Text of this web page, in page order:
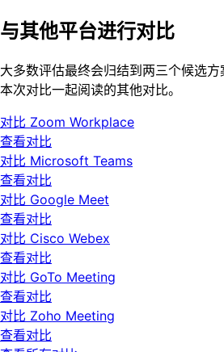
与其他平台进行对比
大多数评估最终会归结到两三个候选
本次对比一起阅读的其他对比。
对比 Zoom Workplace
查看对比
对比 Microsoft Teams
查看对比
对比 Google Meet
查看对比
对比 Cisco Webex
查看对比
对比 GoTo Meeting
查看对比
对比 Zoho Meeting
查看对比